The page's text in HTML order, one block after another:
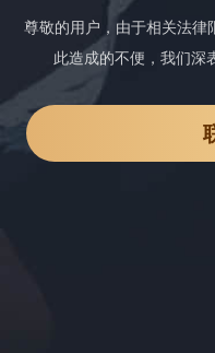
尊敬的用户，由于相关法律
此造成的不便，我们深